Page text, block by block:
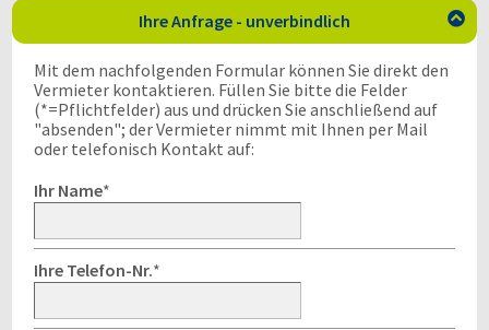
Ihre Anfrage - unverbindlich 
Mit dem nachfolgenden Formular können Sie direkt den
Vermieter kontaktieren. Füllen Sie bitte die Felder
(*=Pflichtfelder) aus und drücken Sie anschließend auf
"absenden"; der Vermieter nimmt mit Ihnen per Mail
oder telefonisch Kontakt auf:
Ihr Name*
Ihre Telefon-Nr.*